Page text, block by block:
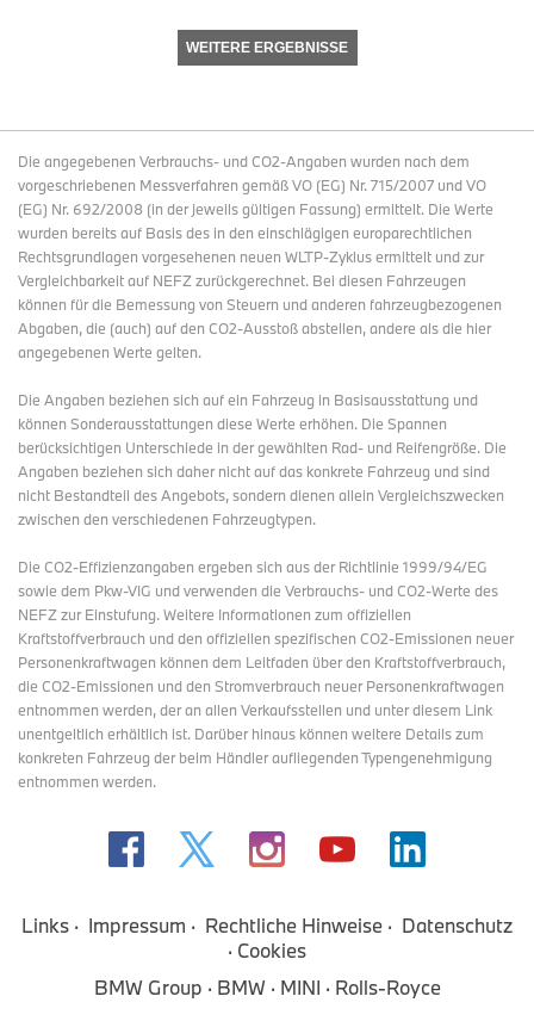
WEITERE ERGEBNISSE
Die angegebenen Verbrauchs- und CO2-Angaben wurden nach dem
vorgeschriebenen Messverfahren gemäß VO (EG) Nr. 715/2007 und VO
(EG) Nr. 692/2008 (in der jeweils gültigen Fassung) ermittelt. Die Werte
wurden bereits auf Basis des in den einschlägigen europarechtlichen
Rechtsgrundlagen vorgesehenen neuen WLTP-Zyklus ermittelt und zur
Vergleichbarkeit auf NEFZ zurückgerechnet. Bei diesen Fahrzeugen
können für die Bemessung von Steuern und anderen fahrzeugbezogenen
Abgaben, die (auch) auf den CO2-Ausstoß abstellen, andere als die hier
angegebenen Werte gelten.
Die Angaben beziehen sich auf ein Fahrzeug in Basisausstattung und
können Sonderausstattungen diese Werte erhöhen. Die Spannen
berücksichtigen Unterschiede in der gewählten Rad- und Reifengröße. Die
Angaben beziehen sich daher nicht auf das konkrete Fahrzeug und sind
nicht Bestandteil des Angebots, sondern dienen allein Vergleichszwecken
zwischen den verschiedenen Fahrzeugtypen.
Die CO2-Effizienzangaben ergeben sich aus der Richtlinie 1999/94/EG
sowie dem Pkw-VIG und verwenden die Verbrauchs- und CO2-Werte des
NEFZ zur Einstufung. Weitere Informationen zum offiziellen
Kraftstoffverbrauch und den offiziellen spezifischen CO2-Emissionen neuer
Personenkraftwagen können dem Leitfaden über den Kraftstoffverbrauch,
die CO2-Emissionen und den Stromverbrauch neuer Personenkraftwagen
entnommen werden, der an allen Verkaufsstellen und unter diesem Link
unentgeltlich erhältlich ist. Darüber hinaus können weitere Details zum
konkreten Fahrzeug der beim Händler aufliegenden Typengenehmigung
entnommen werden.
Links Impressum Rechtliche Hinweise
Datenschutz
Cookies
BMW Group
BMW MINI Rolls-Royce